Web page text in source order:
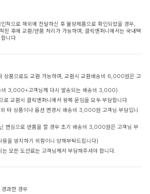
적으로 해외에 전달하신 후 불량제품으로 확인되었을 경우,
된 후에 교환/반품 처리가 가능하며, 클릭앤퍼니에서는 국내택
니다
상품으로도 교환 가능하며, 교환시 교환배송비 6,000원은 고
비 3,000+고객님께 다시 발송되는 배송비 3,000)
로 교환시 클릭앤퍼니에서 왕복 운임을 모두 부담합니다.
타 상품이나 옵션 변경시 배송비 3,000원 고객님 부담입니
변심으로 반품을 할 경우 초기 배송비 3,000원은 고객님 부
용을 방지하기 위함이니 양해부탁드립니다)
모든 도선료는 고객님께서 부담해주셔야 합니다.
과한 경우